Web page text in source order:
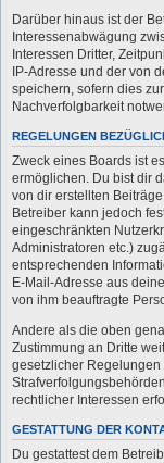
Darüber hinaus ist der
Interessenabwägung
Interessen Dritter,
IP-Adresse und der von
speichern, sofern dies
Nachverfolgbarkeit
REGELUNGEN
Zweck eines Boards ist
ermöglichen. Du bist dir
von dir erstellten
Betreiber kann jedoch
eingeschränkten
Administratoren etc.)
entsprechenden
E-Mail-Adresse aus
von ihm beauftragte
Andere als die oben
Zustimmung an Dritte
gesetzlicher Regelungen
rechtlicher Interessen
GESTATTUNG DER
Du gestattest dem